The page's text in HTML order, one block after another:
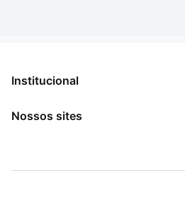
Institucional
Sobre
Jobs
Nossos sites